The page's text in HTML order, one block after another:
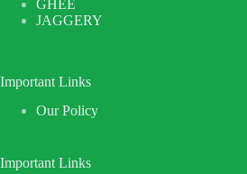
GHEE
JAGGERY
Important Links
Our Policy
Important Links